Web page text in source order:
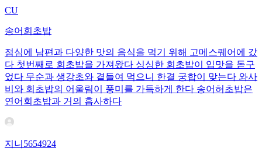
CU
송어회초밥
점심에 남편과 다양한 맛의 음식을 먹기 위해 고메스퀘어에 갔
다 첫번째로 회초밥을 가져왔다 싱싱한 회초밥이 입맛을 돋구
었다 무순과 생강초와 곁들여 먹으니 한결 궁합이 맞는다 와사
비와 회초밥의 어울림이 풍미를 가득하게 한다 송어허초밥은
연어회초밥과 거의 흡사하다
지니5654924